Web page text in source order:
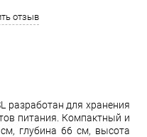
отзыв
разработан для хранения
питания. Компактный и
глубина 66 см, высота